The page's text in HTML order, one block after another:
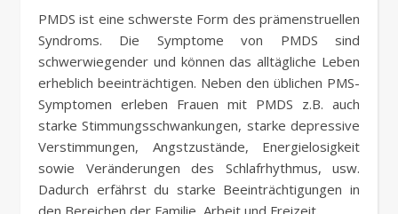
PMDS ist eine schwerste Form des prämenstruellen
Syndroms. Die Symptome von PMDS sind
schwerwiegender und können das alltägliche Leben
erheblich beeinträchtigen. Neben den üblichen PMS-
Symptomen erleben Frauen mit PMDS z.B. auch
starke Stimmungsschwankungen, starke depressive
Verstimmungen, Angstzustände, Energielosigkeit
sowie Veränderungen des Schlafrhythmus, usw.
Dadurch erfährst du starke Beeinträchtigungen in
den Bereichen der Familie, Arbeit und Freizeit.